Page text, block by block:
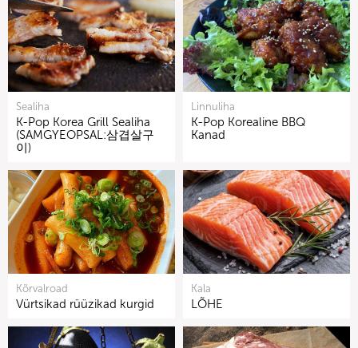
Sealiha
K-Pop Korea Grill Sealiha
(SAMGYEOPSAL:삼겹살구
이)
Linnuliha
K-Pop Korealine BBQ
Kanad
Kõrvalroad
Vürtsikad rüüzikad kurgid
Kala
LÕHE